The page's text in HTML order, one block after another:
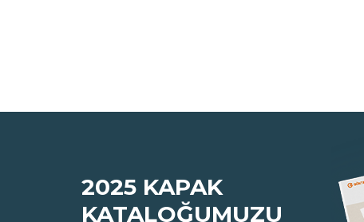
2025 KAPAK
KATALOĞUMUZU